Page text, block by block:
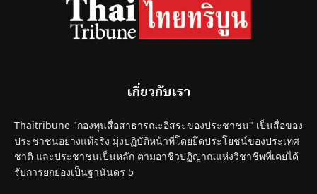
เกี่ยวกับเรา
Thaitribune "กองทุนสื่อสาธารณะอิสระของประชาชน" เป็นสื่อของ
ประชาชนอย่างแท้จริง มุ่งปฏิบัติหน้าที่โดยยึดประโยชน์ของประเทศ
ชาติ และประชาชนเป็นหลัก ตามอาชีวปฏิญาณแห่งวิชาชีพที่เคยได้
รับการยกย่องเป็นฐานันดร 5